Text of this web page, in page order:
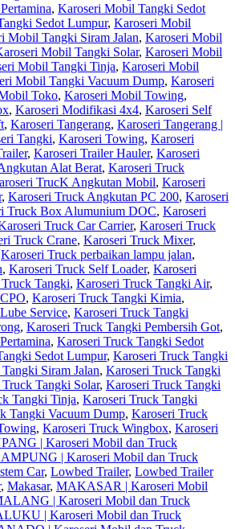
, Karoseri Mobil Tangki Sedot
Sedot Lumpur, Karoseri Mobil
Mobil Tangki Siram Jalan, Karoseri Mobil
Mobil Tangki Solar, Karoseri Mobil
Mobil Tangki Tinja, Karoseri Mobil
Mobil Tangki Vacuum Dump, Karoseri
Toko, Karoseri Mobil Towing,
, Karoseri Modifikasi 4x4, Karoseri Self
, Karoseri Tangerang, Karoseri Tangerang |
Tangki, Karoseri Towing, Karoseri
, Karoseri Trailer Hauler, Karoseri
Alat Berat, Karoseri Truck
TrucK Angkutan Mobil, Karoseri
, Karoseri Truck Angkutan PC 200, Karoseri
Truck Box Alumunium DOC, Karoseri
Truck Car Carrier, Karoseri Truck
Truck Crane, Karoseri Truck Mixer,
Karoseri Truck perbaikan lampu jalan,
, Karoseri Truck Self Loader, Karoseri
Tangki, Karoseri Truck Tangki Air,
, Karoseri Truck Tangki Kimia,
Service, Karoseri Truck Tangki
, Karoseri Truck Tangki Pembersih Got,
, Karoseri Truck Tangki Sedot
Sedot Lumpur, Karoseri Truck Tangki
Siram Jalan, Karoseri Truck Tangki
Tangki Solar, Karoseri Truck Tangki
Tangki Tinja, Karoseri Truck Tangki
Tangki Vacuum Dump, Karoseri Truck
, Karoseri Truck Wingbox, Karoseri
| Karoseri Mobil dan Truck
| Karoseri Mobil dan Truck
Car, Lowbed Trailer, Lowbed Trailer
, Makasar, MAKASAR | Karoseri Mobil
| Karoseri Mobil dan Truck
| Karoseri Mobil dan Truck